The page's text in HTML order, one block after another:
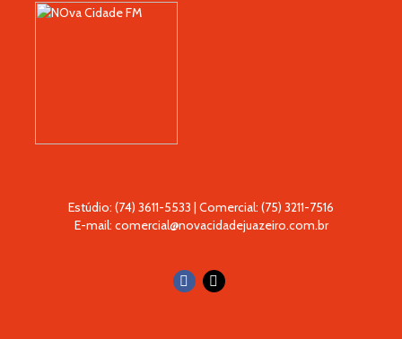
Estúdio: (74) 3611-5533 | Comercial: (75) 3211-7516
E-mail: comercial@novacidadejuazeiro.com.br